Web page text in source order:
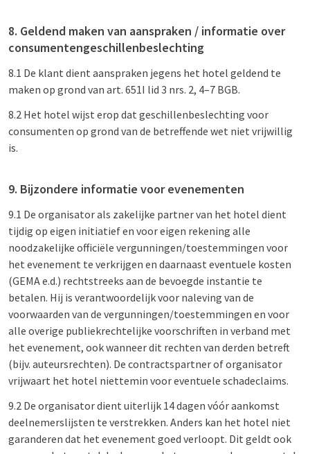
8. Geldend maken van aanspraken / informatie over
consumentengeschillenbeslechting
8.1 De klant dient aanspraken jegens het hotel geldend te
maken op grond van art. 651I lid 3 nrs. 2, 4–7 BGB.
8.2 Het hotel wijst erop dat geschillenbeslechting voor
consumenten op grond van de betreffende wet niet vrijwillig
is.
9. Bijzondere informatie voor evenementen
9.1 De organisator als zakelijke partner van het hotel dient
tijdig op eigen initiatief en voor eigen rekening alle
noodzakelijke officiële vergunningen/toestemmingen voor
het evenement te verkrijgen en daarnaast eventuele kosten
(GEMA e.d.) rechtstreeks aan de bevoegde instantie te
betalen. Hij is verantwoordelijk voor naleving van de
voorwaarden van de vergunningen/toestemmingen en voor
alle overige publiekrechtelijke voorschriften in verband met
het evenement, ook wanneer dit rechten van derden betreft
(bijv. auteursrechten). De contractspartner of organisator
vrijwaart het hotel niettemin voor eventuele schadeclaims.
9.2 De organisator dient uiterlijk 14 dagen vóór aankomst
deelnemerslijsten te verstrekken. Anders kan het hotel niet
garanderen dat het evenement goed verloopt. Dit geldt ook